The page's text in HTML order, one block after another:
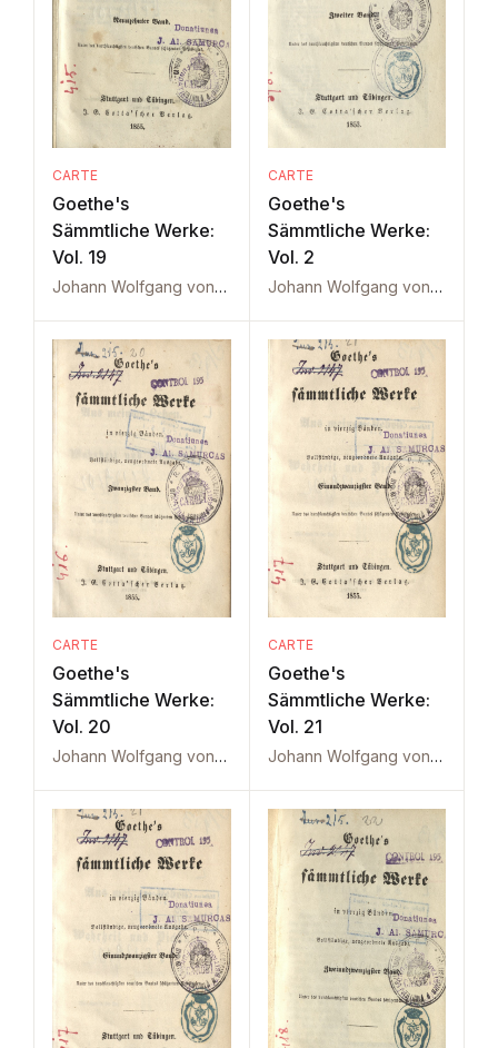
CARTE
Goethe's
Sämmtliche Werke:
Vol. 19
Johann Wolfgang von Goethe
CARTE
Goethe's
Sämmtliche Werke:
Vol. 2
Johann Wolfgang von Goethe
CARTE
Goethe's
Sämmtliche Werke:
Vol. 20
Johann Wolfgang von Goethe
CARTE
Goethe's
Sämmtliche Werke:
Vol. 21
Johann Wolfgang von Goethe